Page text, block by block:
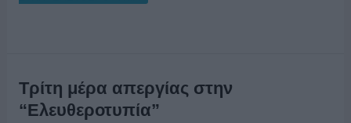
Τρίτη μέρα απεργίας στην
“Ελευθεροτυπία”